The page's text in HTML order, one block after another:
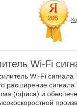
Месяц
Рейтинги
Фототоп
Видеотоп
Wi-Fi
Wi-Fi сигнала
расширение
(офиса) и